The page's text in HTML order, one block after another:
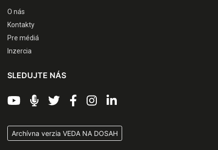
O nás
Kontakty
Pre médiá
Inzercia
SLEDUJTE NÁS
Archívna verzia VEDA NA DOSAH